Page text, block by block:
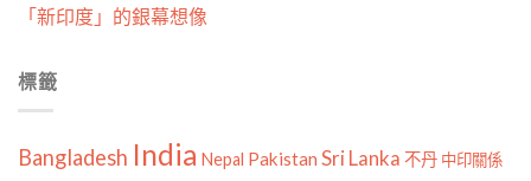
「新印度」的銀幕想像
標籤
Bangladesh India Nepal Pakistan Sri Lanka 不丹 中印關係